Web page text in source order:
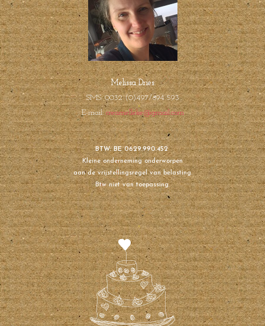
Melissa Dries
SMS: 0032 (0)497/894 593
E-mail:creamelleke@gmail.com
BTW: BE 0629.990.452
Kleine onderneming onderworpen
aan de vrijstellingsregel van belasting.
Btw niet van toepassing.